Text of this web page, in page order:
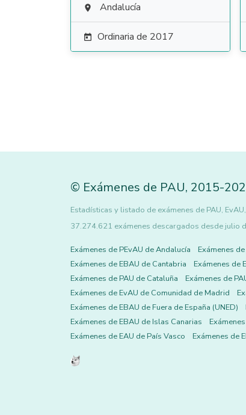
 Andalucía
 Ordinaria de 2017
© Exámenes de PAU, 2015-
Estadísticas y listado de exámenes de PAU,
37.274.621 exámenes descargados desde julio
Exámenes de PEvAU de Andalucía Exámenes
Exámenes de EBAU de Cantabria
Exámenes de
Exámenes de PAU de Cataluña
Exámenes de
Exámenes de EvAU de Comunidad de Madrid
Exámenes de EBAU de Fuera de España (UNED)
Exámenes de EBAU de Islas Canarias
Exámenes de EAU de País Vasco
Exámenes de